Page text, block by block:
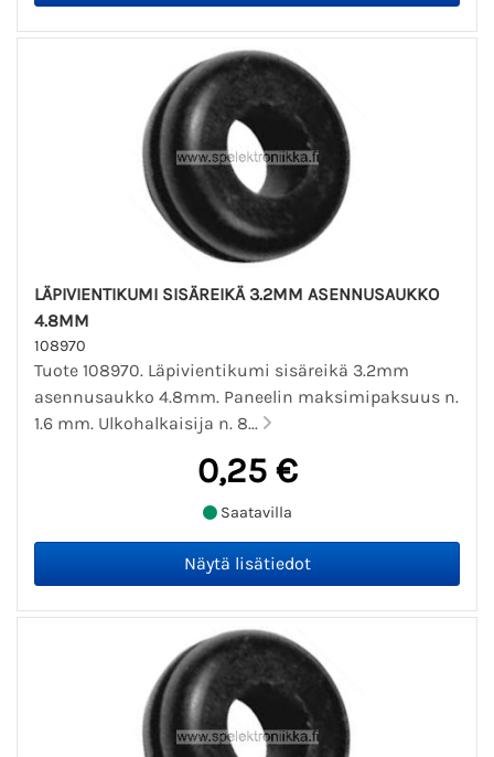
LÄPIVIENTIKUMI SISÄREIKÄ 3.2MM ASENNUSAUKKO
4.8MM
108970
Tuote 108970. Läpivientikumi sisäreikä 3.2mm
asennusaukko 4.8mm. Paneelin maksimipaksuus n.
1.6 mm. Ulkohalkaisija n. 8...
0,25 €
Saatavilla